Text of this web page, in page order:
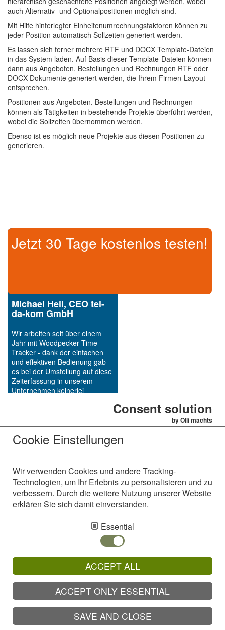
auch Alternativ- und Optionalpositionen möglich sind.
Mit Hilfe hinterlegter Einheitenumrechnungsfaktoren können zu
jeder Position automatisch Sollzeiten generiert werden.
Es lassen sich ferner mehrere RTF und DOCX Template-Dateien
in das System laden. Auf Basis dieser Template-Dateien können
dann aus Angeboten, Bestellungen und Rechnungen RTF oder
DOCX Dokumente generiert werden, die Ihrem Firmen-Layout
entsprechen.
Positionen aus Angeboten, Bestellungen und Rechnungen
können als Tätigkeiten in bestehende Projekte überführt werden,
wobei die Sollzeiten übernommen werden.
Ebenso ist es möglich neue Projekte aus diesen Positionen zu
generieren.
Jetzt 30 Tage kostenlos testen!
Michael Heil, CEO tel-
da-kom GmbH
Wir arbeiten seit über einem
Jahr mit Woodpecker Time
Tracker - dank der einfachen
und effektiven Bedienung gab
es bei der Umstellung auf diese
Zeiterfassung in unserem
Unternehmen keinerlei
kurzfristig reagierten und
unsere Änderungswünsche
AVS Alzinger & Vogel Softwareentwicklungs GmbH
Telefon: +49 (94 72) 91 12 - 0
Fax: +49 (94 72) 91 12 - 10
Email:
Kontakt
Sitemap
AGB
Consent solution
by Olli machts
Cookie Einstellungen
Wir verwenden Cookies und andere Tracking-
Technologien, um Ihr Erlebnis zu personalisieren und zu
verbessern. Durch die weitere Nutzung unserer Website
erklären Sie sich damit einverstanden.
Essential
ACCEPT ALL
ACCEPT ONLY ESSENTIAL
SAVE AND CLOSE